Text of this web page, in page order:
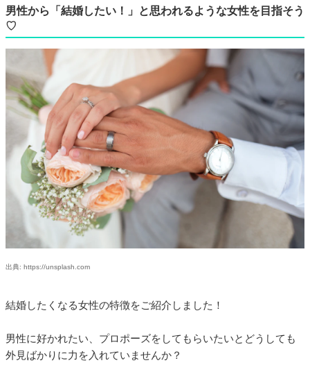
男性から「結婚したい！」と思われるような女性を目指そう
♡
出典: https://unsplash.com
結婚したくなる女性の特徴をご紹介しました！
男性に好かれたい、プロポーズをしてもらいたいとどうしても
外見ばかりに力を入れていませんか？